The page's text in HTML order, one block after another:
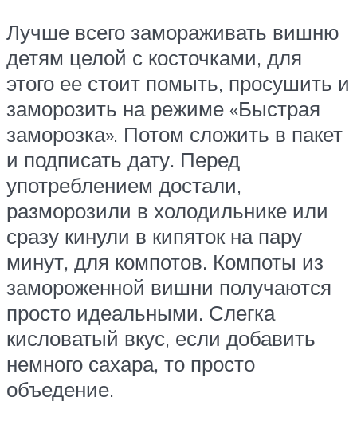
Лучше всего замораживать вишню
детям целой с косточками, для
этого ее стоит помыть, просушить и
заморозить на режиме «Быстрая
заморозка». Потом сложить в пакет
и подписать дату. Перед
употреблением достали,
разморозили в холодильнике или
сразу кинули в кипяток на пару
минут, для компотов. Компоты из
замороженной вишни получаются
просто идеальными. Слегка
кисловатый вкус, если добавить
немного сахара, то просто
объедение.